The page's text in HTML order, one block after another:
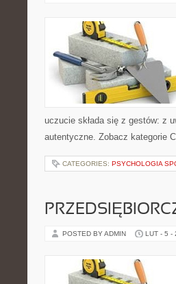
uczucie składa się z gestów: z
autentyczne. Zobacz kategorie
CATEGORIES: PSYCHOLOGIA
POSTED BY ADMIN LUT - 5 -